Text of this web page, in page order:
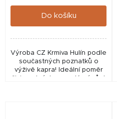
cena:
Do košíku
Výroba CZ Krmiva Hulín podle
součastných poznatků o
výživě kapra! Ideální poměr
živin nutných pro zdárný růst